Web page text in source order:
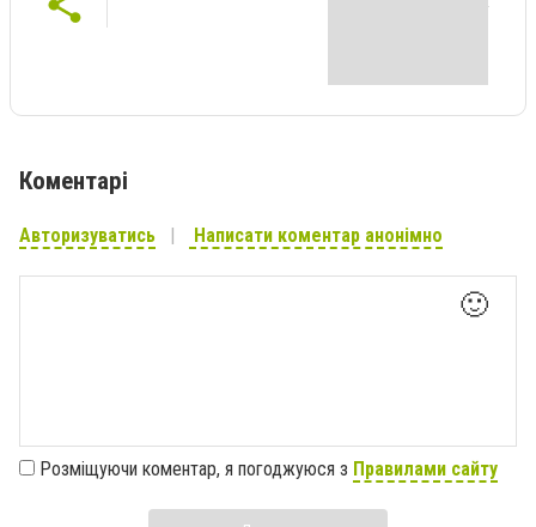
Коментарі
Авторизуватись Написати коментар анонімно
🙂
Розміщуючи коментар, я погоджуюся з Правилами сайту